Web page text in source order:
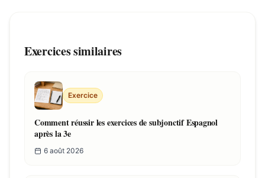
Exercices similaires
Exercice
Comment réussir les exercices de subjonctif Espagnol
après la 3e
6 août 2026